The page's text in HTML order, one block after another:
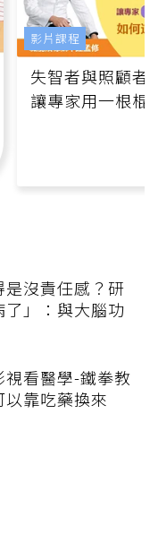
失智者與照顧者
讓專家用一根棍
影片課程
沒責任感？研
」：與大腦功
看醫學-鐵拳教
靠吃藥換來